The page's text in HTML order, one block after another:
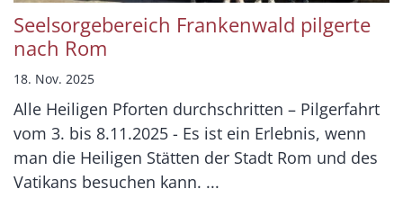
Seelsorgebereich Frankenwald pilgerte
nach Rom
18. Nov. 2025
Alle Heiligen Pforten durchschritten – Pilgerfahrt
vom 3. bis 8.11.2025 - Es ist ein Erlebnis, wenn
man die Heiligen Stätten der Stadt Rom und des
Vatikans besuchen kann. ...